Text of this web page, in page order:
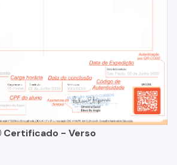
Certificado - Verso